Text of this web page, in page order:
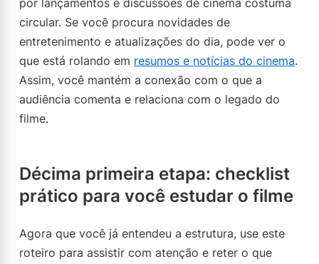
por lançamentos e discussões de cinema costuma
circular. Se você procura novidades de
entretenimento e atualizações do dia, pode ver o
que está rolando em resumos e notícias do cinema.
Assim, você mantém a conexão com o que a
audiência comenta e relaciona com o legado do
filme.
Décima primeira etapa: checklist
prático para você estudar o filme
Agora que você já entendeu a estrutura, use este
roteiro para assistir com atenção e reter o que